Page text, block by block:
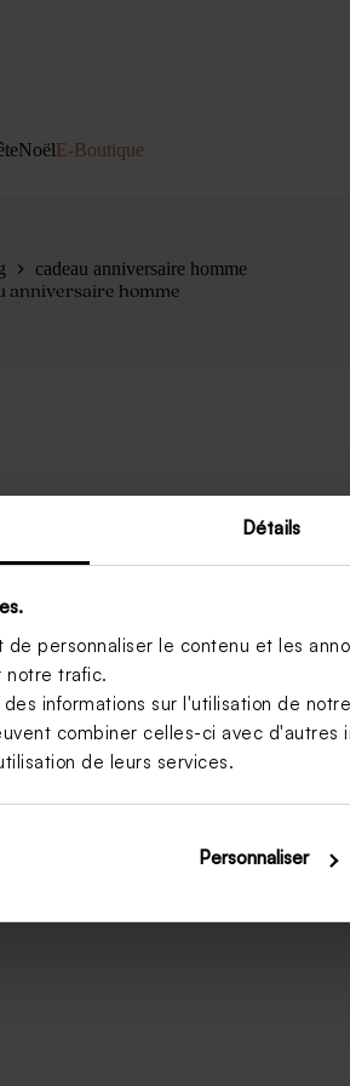
Détails
personnaliser le contenu et les
notre trafic.
informations sur l'utilisation de
combiner celles-ci avec d'autres
de leurs services.
Personnaliser
NoëlE-Boutique
cadeau anniversaire homme
anniversaire homme